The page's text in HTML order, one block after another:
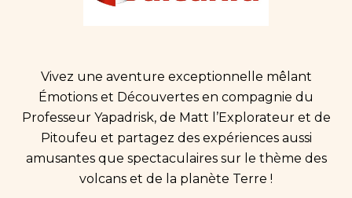
Vivez une aventure exceptionnelle mêlant
Émotions et Découvertes en compagnie du
Professeur Yapadrisk, de Matt l’Explorateur et de
Pitoufeu et partagez des expériences aussi
amusantes que spectaculaires sur le thème des
volcans et de la planète Terre !